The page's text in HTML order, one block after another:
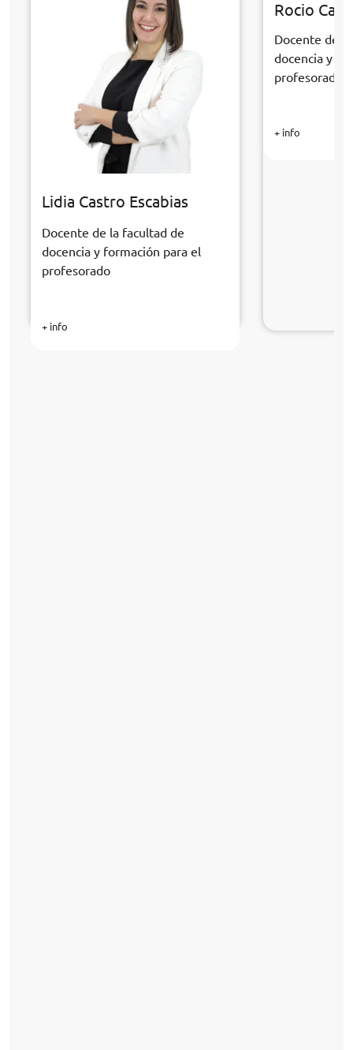
Lidia Castro Escabias
Docente de la facultad de
docencia y formación para el
profesorado
+ info
Rocio
Docente de
docencia y
profesorado
+ info